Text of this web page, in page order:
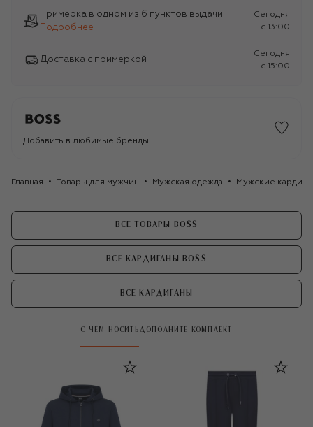
Примерка в одном из 6 пунктов выдачи
Подробнее
Сегодня
c 13:00
Доставка с примеркой
Сегодня
c 15:00
Добавить в любимые бренды
Главная Товары для мужчин Мужская одежда Мужские
ВСЕ ТОВАРЫ BOSS
ВСЕ КАРДИГАНЫ BOSS
ВСЕ КАРДИГАНЫ
С ЧЕМ НОСИТЬ ДОПОЛНИТЕ КОМПЛЕКТ